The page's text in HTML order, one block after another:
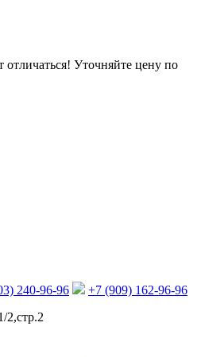
Уточняйте цену по
240-96-96
+7 (909) 162-96-96
2,стр.2